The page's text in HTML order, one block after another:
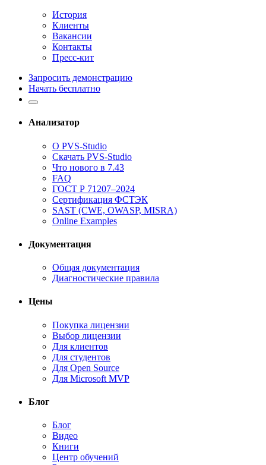
История
Клиенты
Вакансии
Контакты
Пресс-кит
Запросить демонстрацию
Начать бесплатно
Анализатор
О PVS-Studio
Скачать PVS-Studio
Что нового в 7.43
FAQ
ГОСТ Р 71207–2024
Сертификация ФСТЭК
SAST (CWE, OWASP, MISRA)
Online Examples
Документация
Общая документация
Диагностические правила
Цены
Покупка лицензии
Выбор лицензии
Для клиентов
Для студентов
Для Open Source
Для Microsoft MVP
Блог
Блог
Видео
Книги
Центр обучений